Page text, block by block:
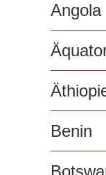
Angola
Benin